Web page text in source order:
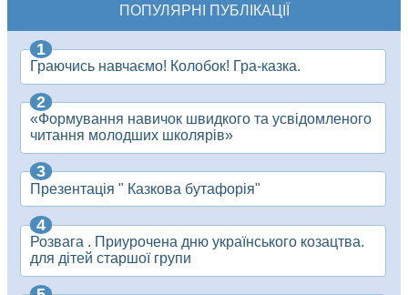
ПОПУЛЯРНІ ПУБЛІКАЦІЇ
Граючись навчаємо! Колобок! Гра-казка.
«Формування навичок швидкого та усвідомленого
читання молодших школярів»
Презентація " Казкова бутафорія"
Розвага . Приурочена дню українського козацтва.
для дітей старшої групи